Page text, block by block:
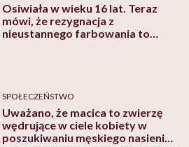
Osiwiała w wieku 16 lat. Teraz
mówi, że rezygnacja z
nieustannego farbowania to
SPOŁECZEŃSTWO
Uważano, że macica to zwierzę
wędrujące w ciele kobiety w
poszukiwaniu męskiego nasienia.